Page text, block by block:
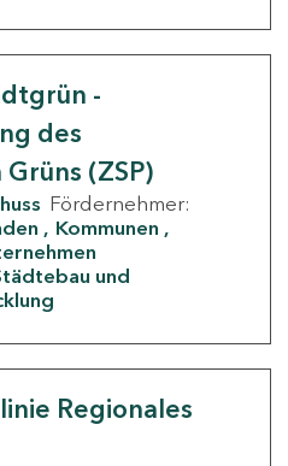
-
des
(ZSP)
Fördernehmer:
Kommunen
und
Regionales